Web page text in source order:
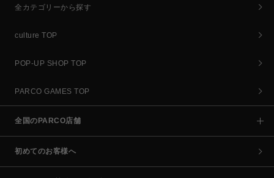
全カテゴリーから探す
culture TOP
POP-UP SHOP TOP
PARCO GAMES TOP
全国のPARCO店舗
初めてのお客様へ